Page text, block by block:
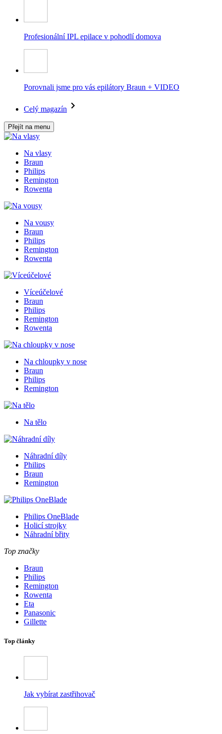
Profesionální IPL epilace v pohodlí domova
Porovnali jsme pro vás epilátory Braun + VIDEO
Celý magazín
Přejít na menu
Na vlasy
Braun
Philips
Remington
Rowenta
Na vousy
Braun
Philips
Remington
Rowenta
Víceúčelové
Braun
Philips
Remington
Rowenta
Na chloupky v nose
Braun
Philips
Remington
Na tělo
Náhradní díly
Philips
Braun
Remington
Philips OneBlade
Holicí strojky
Náhradní břity
Top značky
Braun
Philips
Remington
Rowenta
Eta
Panasonic
Gillette
Top články
Jak vybírat zastřihovač